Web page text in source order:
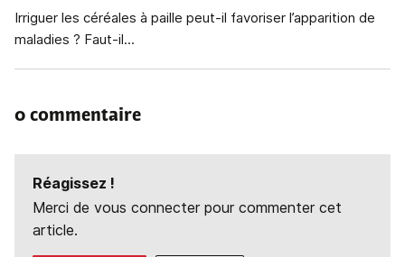
Irriguer les céréales à paille peut-il favoriser l’apparition de
maladies ? Faut-il...
0 commentaire
Réagissez !
Merci de vous connecter pour commenter cet
article.